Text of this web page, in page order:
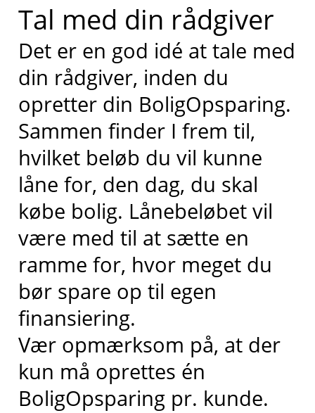
Tal med din rådgiver
Det er en god idé at tale med
din rådgiver, inden du
opretter din BoligOpsparing.
Sammen finder I frem til,
hvilket beløb du vil kunne
låne for, den dag, du skal
købe bolig. Lånebeløbet vil
være med til at sætte en
ramme for, hvor meget du
bør spare op til egen
finansiering.
Vær opmærksom på, at der
kun må oprettes én
BoligOpsparing pr. kunde.